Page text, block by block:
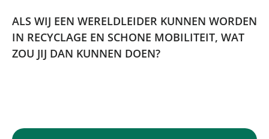
ALS WIJ EEN WERELDLEIDER KUNNEN WORDEN
IN RECYCLAGE EN SCHONE MOBILITEIT, WAT
ZOU JIJ DAN KUNNEN DOEN?